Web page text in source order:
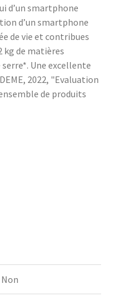
d’un smartphone
d’un smartphone
de vie et contribues
kg de matières
Une excellente
2022, "Evaluation
de produits
Non